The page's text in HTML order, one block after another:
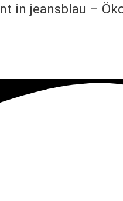
in jeansblau –